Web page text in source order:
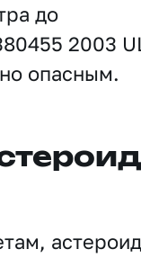
до
2003
опасным.
астероид